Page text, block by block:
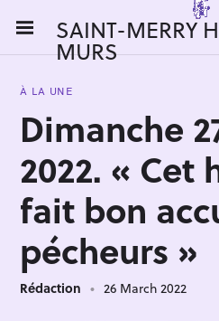
i
SAINT-MERRY
MURS
À LA UNE
Dimanche
2022. « Cet
fait bon
pécheurs »
Rédaction 26 March 2022